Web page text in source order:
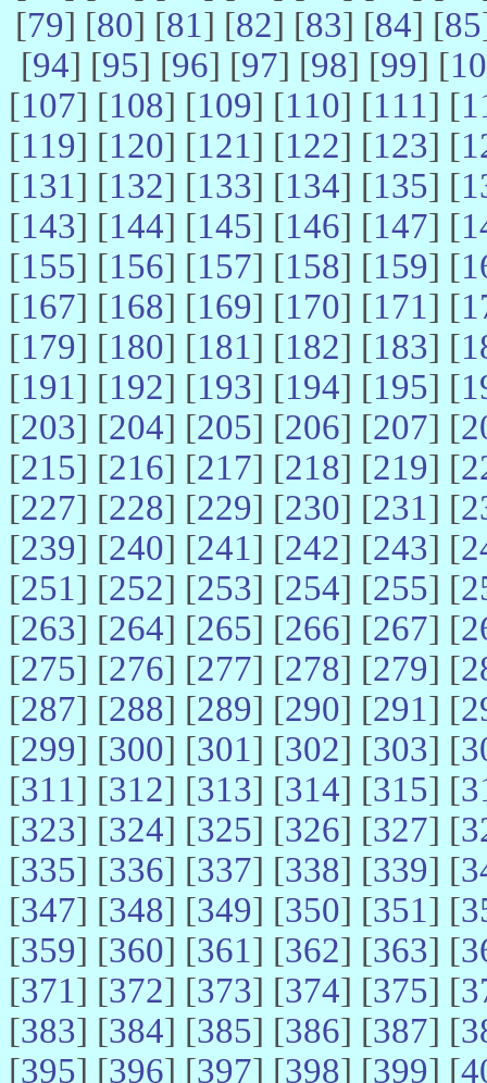
[79] [80] [81] [82] [83] [84] [85
[94] [95] [96] [97] [98] [99] [
[107] [108] [109] [110] [111] [
[119] [120] [121] [122] [123] [
[131] [132] [133] [134] [135] [
[143] [144] [145] [146] [147] [
[155] [156] [157] [158] [159] [
[167] [168] [169] [170] [171] [
[179] [180] [181] [182] [183] [
[191] [192] [193] [194] [195] [
[203] [204] [205] [206] [207] [
[215] [216] [217] [218] [219] [
[227] [228] [229] [230] [231] [
[239] [240] [241] [242] [243] [
[251] [252] [253] [254] [255] [
[263] [264] [265] [266] [267] [
[275] [276] [277] [278] [279] [
[287] [288] [289] [290] [291] [
[299] [300] [301] [302] [303] [
[311] [312] [313] [314] [315] [
[323] [324] [325] [326] [327] [
[335] [336] [337] [338] [339] [
[347] [348] [349] [350] [351] [
[359] [360] [361] [362] [363] [
[371] [372] [373] [374] [375] [
[383] [384] [385] [386] [387] [
[395] [396] [397] [398] [399] [